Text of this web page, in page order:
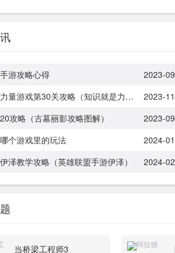
游攻略心得 2023-
知识就是力量游戏第30关攻略（知识就是力量游戏30关怎么过）
2023-
攻略（古墓丽影攻略图解）
2023-
个游戏里的玩法
2024-
泽教学攻略（英雄联盟手游伊泽）
2024-
当桥梁工程师3